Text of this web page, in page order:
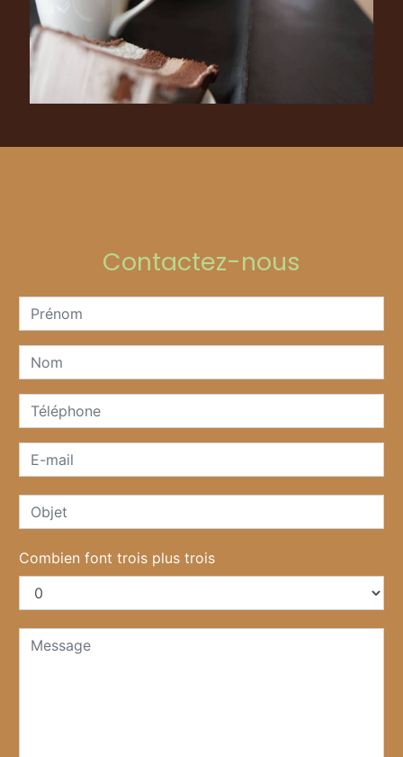
Contactez-nous
Combien font trois plus trois